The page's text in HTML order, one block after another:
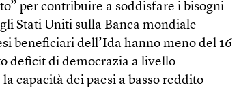
per contribuire a soddisfare i bisogni
Stati Uniti sulla Banca mondiale
beneficiari dell’Ida hanno meno del 16
deficit di democrazia a livello
capacità dei paesi a basso reddito